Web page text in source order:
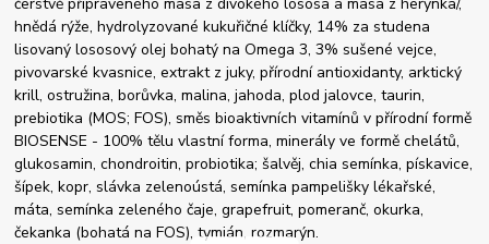
hnědá rýže, hydrolyzované kukuřičné klíčky, 14% za studena
lisovaný lososový olej bohatý na Omega 3, 3% sušené vejce,
pivovarské kvasnice, extrakt z juky, přírodní antioxidanty, arktický
krill, ostružina, borůvka, malina, jahoda, plod jalovce, taurin,
prebiotika (MOS; FOS), směs bioaktivních vitamínů v přírodní formě
BIOSENSE - 100% tělu vlastní forma, minerály ve formě chelátů,
glukosamin, chondroitin, probiotika; šalvěj, chia semínka, pískavice,
šípek, kopr, slávka zelenoústá, semínka pampelišky lékařské,
máta, semínka zeleného čaje, grapefruit, pomeranč, okurka,
čekanka (bohatá na FOS), tymián, rozmarýn.